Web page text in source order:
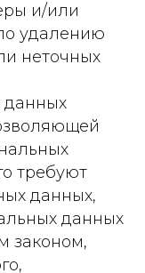
и/или
удалению
неточных
данных
требуют
данных,
данных
законом,